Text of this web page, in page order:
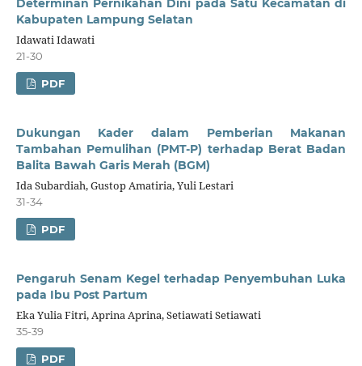
Determinan Pernikahan Dini pada Satu Kecamatan di
Kabupaten Lampung Selatan
Idawati Idawati
21-30
PDF
Dukungan Kader dalam Pemberian Makanan
Tambahan Pemulihan (PMT-P) terhadap Berat Badan
Balita Bawah Garis Merah (BGM)
Ida Subardiah, Gustop Amatiria, Yuli Lestari
31-34
PDF
Pengaruh Senam Kegel terhadap Penyembuhan Luka
pada Ibu Post Partum
Eka Yulia Fitri, Aprina Aprina, Setiawati Setiawati
35-39
PDF